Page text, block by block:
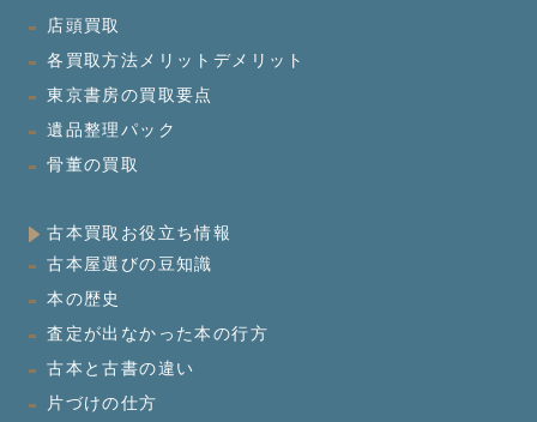
店頭買取
各買取方法メリットデメリット
東京書房の買取要点
遺品整理パック
骨董の買取
古本買取お役立ち情報
古本屋選びの豆知識
本の歴史
査定が出なかった本の行方
古本と古書の違い
片づけの仕方